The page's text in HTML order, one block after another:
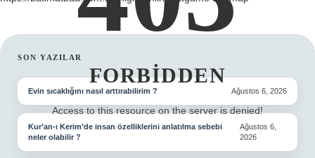
SIDEBAR
SON YAZILAR
Evin sıcaklığını nasıl arttırabilirim ? Ağustos 6, 2026
Kur’an-ı Kerim’de insan özelliklerini anlatılma sebebi
neler olabilir ?
Ağustos 6,
2026
FORBIDDEN
Access to this resource on the server is denied!